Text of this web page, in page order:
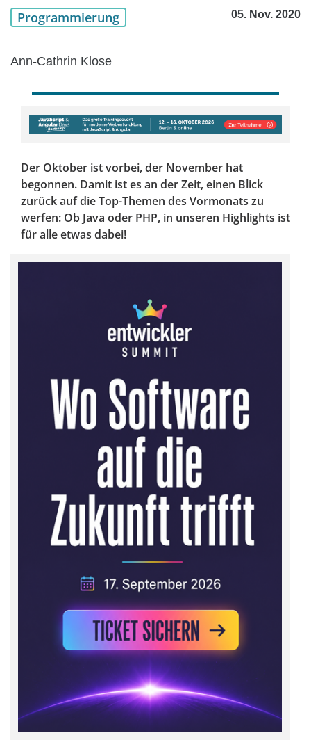
Programmierung 05. Nov. 2020
Ann-Cathrin Klose
Der Oktober ist vorbei, der November hat
begonnen. Damit ist es an der Zeit, einen Blick
zurück auf die Top-Themen des Vormonats zu
werfen: Ob Java oder PHP, in unseren Highlights ist
für alle etwas dabei!